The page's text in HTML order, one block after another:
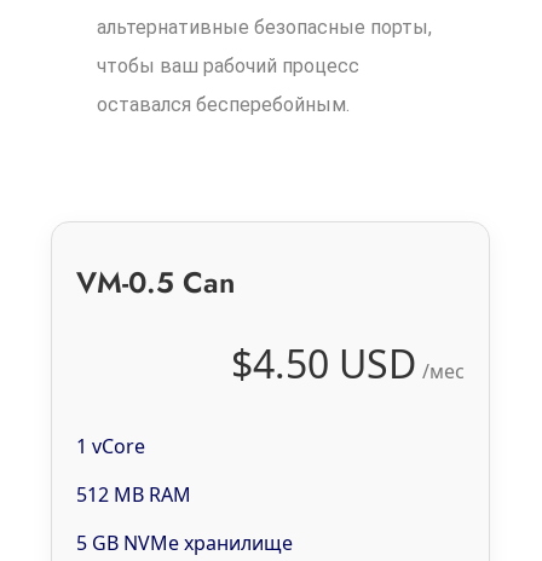
альтернативные безопасные порты,
чтобы ваш рабочий процесс
оставался бесперебойным.
VM-0.5 Can
$4.50 USD /мес
1 vCore
512 MB RAM
5 GB NVMe хранилище